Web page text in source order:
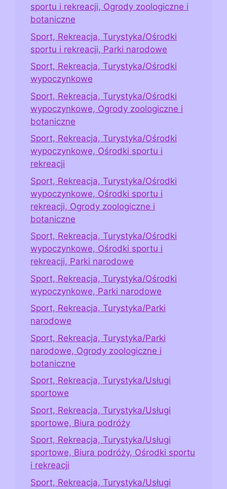
sportu i rekreacji, Ogrody zoologiczne i
botaniczne
Sport, Rekreacja, Turystyka/Ośrodki
sportu i rekreacji, Parki narodowe
Sport, Rekreacja, Turystyka/Ośrodki
wypoczynkowe
Sport, Rekreacja, Turystyka/Ośrodki
wypoczynkowe, Ogrody zoologiczne i
botaniczne
Sport, Rekreacja, Turystyka/Ośrodki
wypoczynkowe, Ośrodki sportu i
rekreacji
Sport, Rekreacja, Turystyka/Ośrodki
wypoczynkowe, Ośrodki sportu i
rekreacji, Ogrody zoologiczne i
botaniczne
Sport, Rekreacja, Turystyka/Ośrodki
wypoczynkowe, Ośrodki sportu i
rekreacji, Parki narodowe
Sport, Rekreacja, Turystyka/Ośrodki
wypoczynkowe, Parki narodowe
Sport, Rekreacja, Turystyka/Parki
narodowe
Sport, Rekreacja, Turystyka/Parki
narodowe, Ogrody zoologiczne i
botaniczne
Sport, Rekreacja, Turystyka/Usługi
sportowe
Sport, Rekreacja, Turystyka/Usługi
sportowe, Biura podróży
Sport, Rekreacja, Turystyka/Usługi
sportowe, Biura podróży, Ośrodki sportu
i rekreacji
Sport, Rekreacja, Turystyka/Usługi